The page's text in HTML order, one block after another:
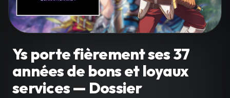
Ys porte fièrement ses 37
années de bons et loyaux
services — Dossier